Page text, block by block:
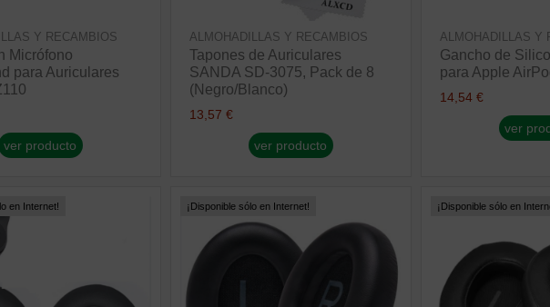
Y RECAMBIOS
Micrófono
para Auriculares
ver producto
ALMOHADILLAS Y RECAMBIOS
Tapones de Auriculares
SANDA SD-3075, Pack de 8
(Negro/Blanco)
13,57 €
ver producto
ALMOHADILLAS Y
Gancho de
para Apple
14,54 €
ver
en Internet! ¡Disponible sólo en Internet! ¡Disponible sólo en